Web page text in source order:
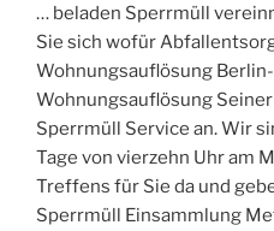
… beladen Sperrmüll
Sie sich wofür
Wohnungsauflösung
Wohnungsauflösung
Sperrmüll Service an. Wir
Tage von vierzehn Uhr am
Treffens für Sie da und
Sperrmüll Einsammlung